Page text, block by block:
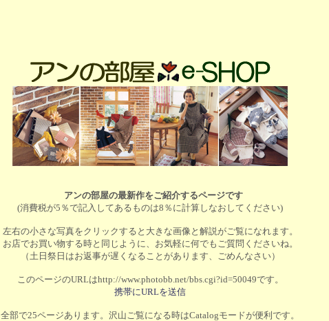
アンの部屋の最新作をご紹介するページです
(消費税が5％で記入してあるものは8％に計算しなおしてください)
左右の小さな写真をクリックすると大きな画像と解説がご覧になれます。
お店でお買い物する時と同じように、お気軽に何でもご質問くださいね。
（土日祭日はお返事が遅くなることがあります、ごめんなさい）
このページのURLはhttp://www.photobb.net/bbs.cgi?id=50049です。
携帯にURLを送信
全部で25ページあります。沢山ご覧になる時はCatalogモードが便利です。